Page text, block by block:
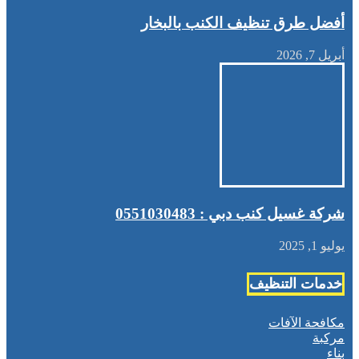
أفضل طرق تنظيف الكنب بالبخار
أبريل 7, 2026
شركة غسيل كنب دبي : 0551030483
يوليو 1, 2025
خدمات التنظيف
مكافحة الآفات
مركبة
بناء